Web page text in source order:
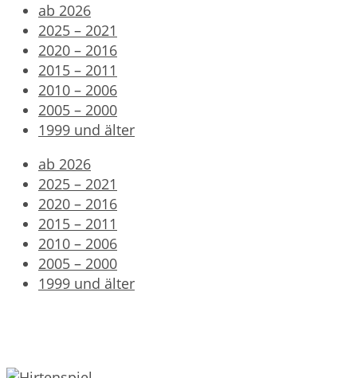
ab 2026
2025 – 2021
2020 – 2016
2015 – 2011
2010 – 2006
2005 – 2000
1999 und älter
ab 2026
2025 – 2021
2020 – 2016
2015 – 2011
2010 – 2006
2005 – 2000
1999 und älter